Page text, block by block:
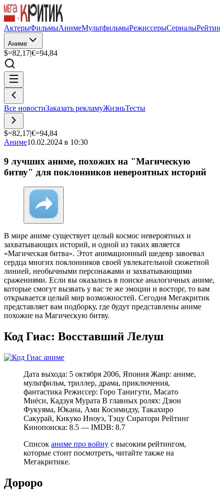
АктерыФильмыАнимеМультфильмыРежиссерыСериалы
Аниме
$=82,17|€=94,84
Все новостиЗаказать рекламуЖизньТесты
$=82,17|€=94,84
Аниме10.02.2024 в 10:30
9 лучших аниме, похожих на "Магическую
битву" для поклонников невероятных историй
В мире аниме существует целый космос невероятных и
захватывающих историй, и одной из таких является
«Магическая битва». Этот анимационный шедевр завоевал
сердца многих поклонников своей увлекательной сюжетной
линией, необычными персонажами и захватывающими
сражениями. Если вы оказались в поиске аналогичных аниме,
которые смогут вызвать у вас те же эмоции и восторг, то вам
открывается целый мир возможностей. Сегодня Мегакритик
представляет вам подборку, где будут представлены аниме
похожие на Магическую битву.
Код Гиас: Восставший Лелуш
Дата выхода: 5 октября 2006, Япония Жанр: аниме,
мультфильм, триллер, драма, приключения,
фантастика Режиссер: Горо Танигути, Масато
Миёси, Кадзуя Мурата В главных ролях: Дзюн
Фукуяма, Юкана, Ами Косимидзу, Такахиро
Сакурай, Кикуко Иноуэ, Тэцу Сиратори Рейтинг
Кинопоиска: 8.5 — IMDB: 8.7
Список аниме про войну с высоким рейтингом,
которые стоит посмотреть, читайте также на
Мегакритике.
Дороро